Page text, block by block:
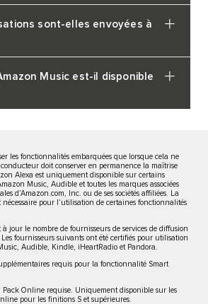
sont-elles envoyées à
Music est-il disponible
les fonctionnalités embarquées que lorsque cela ne
doit conserver en permanence la maîtrise
Alexa est uniquement disponible sur certains
Music, Audible et toutes les marques associées
d’Amazon.com, Inc. ou de ses sociétés affiliées. La
nécessaire pour l’utilisation de certaines fonctionnalités
jour le nombre de fournisseurs de services de diffusion
fournisseurs suivants ont été certifiés pour utilisation
Audible, Kindle, iHeartRadio et Pandora.
requis pour la fonctionnalité Smart
Pack Online requise. Uniquement disponible sur les
pour les finitions S et supérieures.